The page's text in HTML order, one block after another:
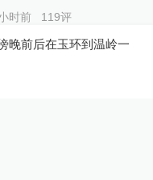
时前 119评
在抢一碗面？”青
晚前后在玉环到温岭一